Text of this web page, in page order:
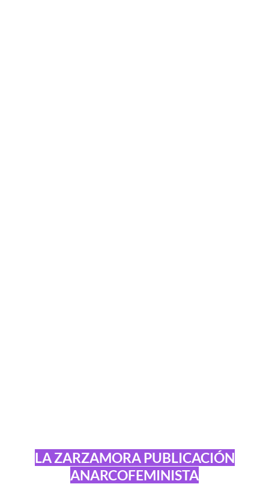
LA ZARZAMORA PUBLICACIÓN
ANARCOFEMINISTA